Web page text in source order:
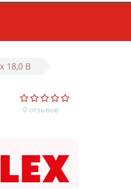
18,0 В
0 отзывов